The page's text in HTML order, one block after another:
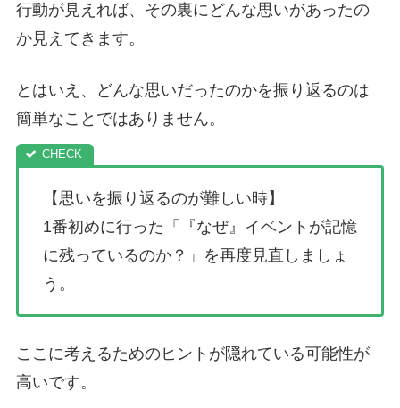
行動が見えれば、その裏にどんな思いがあったの
か見えてきます。
とはいえ、どんな思いだったのかを振り返るのは
簡単なことではありません。
【思いを振り返るのが難しい時】
1番初めに行った「『なぜ』イベントが記憶
に残っているのか？」を再度見直しましょ
う。
ここに考えるためのヒントが隠れている可能性が
高いです。